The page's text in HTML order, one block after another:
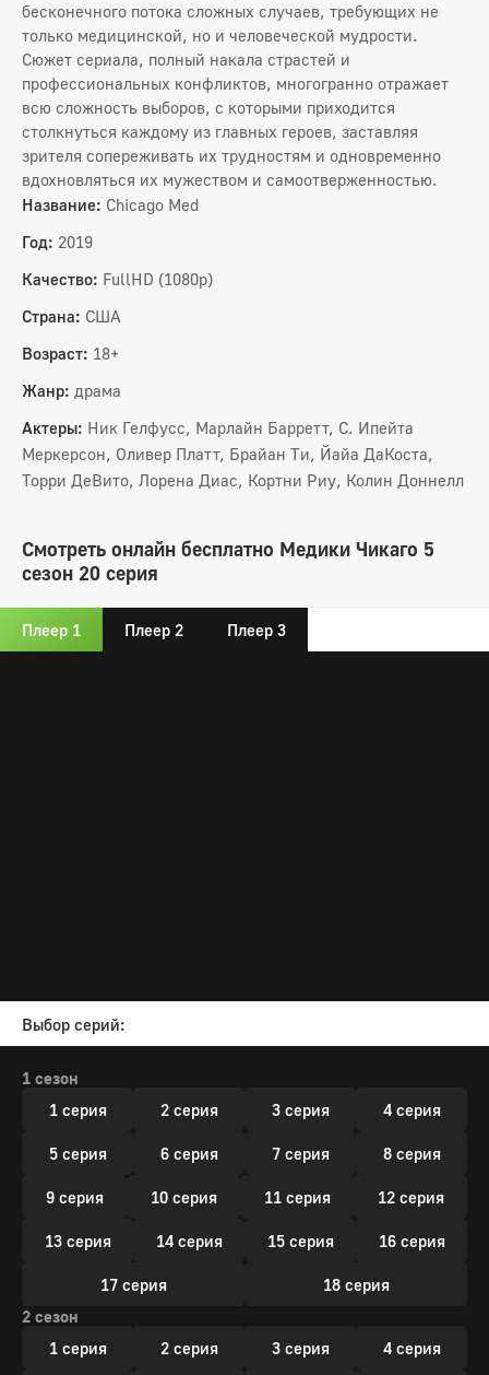
бесконечного потока сложных случаев, требующих не
только медицинской, но и человеческой мудрости.
Сюжет сериала, полный накала страстей и
профессиональных конфликтов, многогранно отражает
всю сложность выборов, с которыми приходится
столкнуться каждому из главных героев, заставляя
зрителя сопереживать их трудностям и одновременно
вдохновляться их мужеством и самоотверженностью.
Название: Chicago Med
Год: 2019
Качество: FullHD (1080p)
Страна: США
Возраст: 18+
Жанр: драма
Актеры: Ник Гелфусс, Марлайн Барретт, С. Ипейта
Меркерсон, Оливер Платт, Брайан Ти, Йайа ДаКоста,
Торри ДеВито, Лорена Диас, Кортни Риу, Колин Доннелл
Смотреть онлайн бесплатно Медики Чикаго 5
сезон 20 серия
Плеер 1 Плеер 2 Плеер 3
Выбор серий:
1 сезон
1 серия
2 серия 3 серия 4 серия
5 серия 6 серия 7 серия 8 серия
9 серия 10 серия 11 серия 12 серия
13 серия 14 серия 15 серия 16 серия
17 серия
18 серия
2 сезон
1 серия
2 серия 3 серия 4 серия